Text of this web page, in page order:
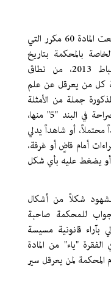
أما بالنسبة لاختصاص المحكمة، فلقد وسعت المادة 60 مكرر التي
بالمحكمة بتاريخ
10/11/2010، وعدلت بتاريخ 20 شباط 2013، من نطاق
كل من يعرقل عن علم
جملة من الأمثلة
على عرقلة سير العدالة، ومنها ما ورد صراحة في البند "5" منها،
أو شاهداً يدلي
أمام قاضٍ أو غرفة،
أو يضغط عليه بأي شكل
شكلاً من أشكال
للمحكمة صاحبة
بآراء قانونية مسيسة
"ياء" من المادة
المحكمة لمن يعرقل سير